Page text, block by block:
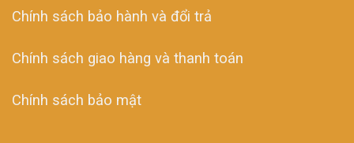
Chính sách bảo hành và đổi trả
Chính sách giao hàng và thanh toán
Chính sách bảo mật